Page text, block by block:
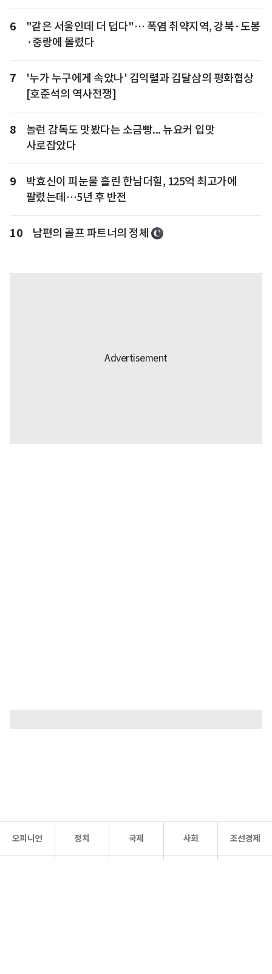
6
"같은 서울인데 더 덥다"… 폭염 취약지역, 강북·도봉
·중랑에 몰렸다
7
'누가 누구에게 속았나' 김익렬과 김달삼의 평화협상
[호준석의 역사전쟁]
8
놀런 감독도 맛봤다는 소금빵... 뉴요커 입맛
사로잡았다
9
박효신이 피눈물 흘린 한남더힐, 125억 최고가에
팔렸는데…5년 후 반전
10 남편의 골프 파트너의 정체
오피니언 정치 국제 사회 조선경제